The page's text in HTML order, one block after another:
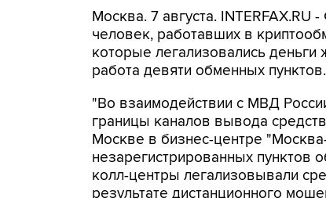
Москва. 7 августа.
человек, работавших в
которые легализовались
работа девяти обменных пунктов.
"Во взаимодействии с МВД
границы каналов вывода
Москве в бизнес-центре
незарегистрированных пунктов
колл-центры легализовывали
результате дистанционного